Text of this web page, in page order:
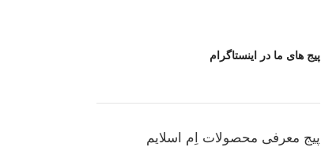
پیج های ما در اینستاگرام
پیج معرفی محصولات اِم اسلایم